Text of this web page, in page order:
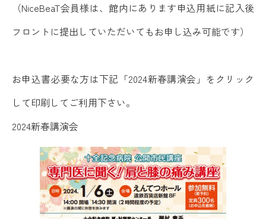
（NiceBeaT会員様は、館内にあります申込用紙に記入後
フロントに提出していただいてもお申し込み可能です）
お申込書必要な方は下記「2024新春講演会」をクリック
して印刷してご利用下さい。
2024新春講演会